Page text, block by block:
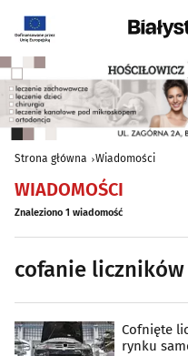
Strona główna Wiadomości
WIADOMOŚCI
Znaleziono 1 wiadomość
cofanie liczników
Cofnięte
rynku